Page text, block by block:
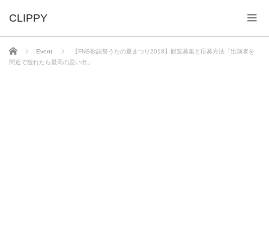
ホーム Event
【FNS歌謡祭うたの夏まつり2018】観覧募集と応募方法「出演者を
間近で観れたら最高の思い出」